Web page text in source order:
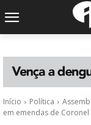
Início Política
em emendas de